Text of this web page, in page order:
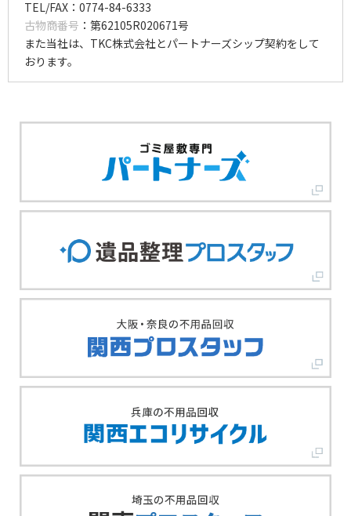
TEL/FAX：0774-84-6333
古物商番号 ：第62105R020671号
また当社は、TKC株式会社とパートナーズシップ契約をして
おります。